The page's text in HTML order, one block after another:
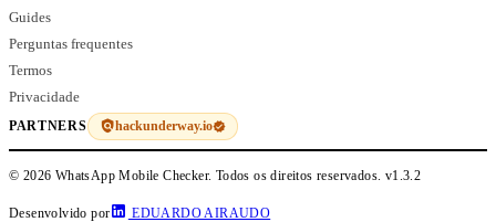
Guides
Perguntas frequentes
Termos
Privacidade
PARTNERS hackunderway.io
© 2026 WhatsApp Mobile Checker. Todos os direitos reservados. v1.3.2
Desenvolvido por EDUARDO AIRAUDO